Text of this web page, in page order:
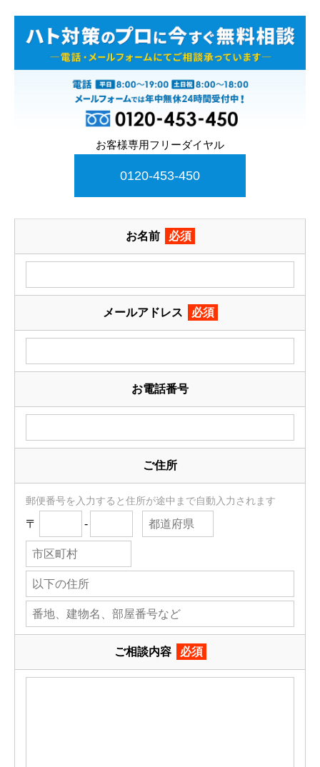
お客様専用フリーダイヤル
0120-453-450
お名前 必須
メールアドレス 必須
お電話番号
ご住所
郵便番号を入力すると住所が途中まで自動入力されます
〒 -
ご相談内容 必須